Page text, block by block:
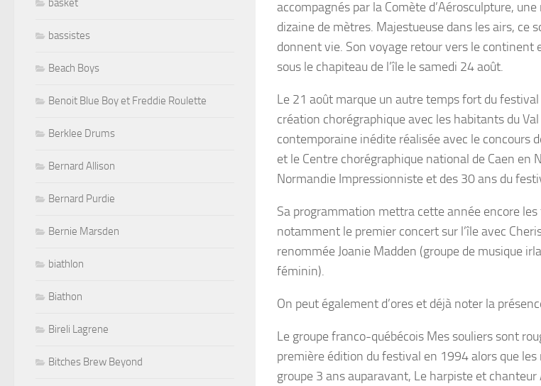
accompagnés par la Comète d’Aérosculpture, une
dizaine de mètres. Majestueuse dans les airs, ce
donnent vie. Son voyage retour vers le continent
sous le chapiteau de l’île le samedi 24 août.
Le 21 août marque un autre temps fort du
création chorégraphique avec les habitants du Val
contemporaine inédite réalisée avec le concours
et le Centre chorégraphique national de Caen en
Normandie Impressionniste et des 30 ans du
Sa programmation mettra cette année encore les
notamment le premier concert sur l’île avec
renommée Joanie Madden (groupe de musique
féminin).
On peut également d’ores et déjà noter la
Le groupe franco-québécois Mes souliers sont
première édition du festival en 1994 alors que
groupe 3 ans auparavant, Le harpiste et chanteur
basket
bassistes
Beach Boys
Benoit Blue Boy et Freddie Roulette
Berklee Drums
Bernard Allison
Bernard Purdie
Bernie Marsden
biathlon
Biathon
Bireli Lagrene
Bitches Brew Beyond